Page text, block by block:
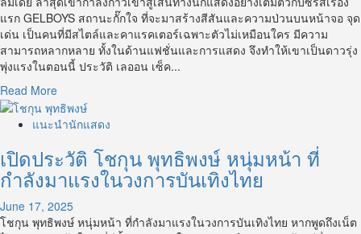
เฮด
ใน
GELBOYS
แรก GELBOYS สถานะกั๊กใจ ที่จะมาสร้างสีสันและความป่วนบนหน้าจอ จุด
เด่น เป็นคนที่มีสไตล์และคาแรคเตอร์เฉพาะตัวไม่เหมือนใคร มีความ
สามารถหลากหลาย ทั้งในด้านแฟชั่นและการแสดง จึงทำให้เขาเป็นดาวรุ่ง
พุ่งแรงในตอนนี้ ประวัติ เลออน เซ็ค...
Read MoreRead
more
about
วาร์
ป
เลอ
อน
เซ็ค
แนะนำนักแสดง
เปิดประวัติ โชกุน พุทธิพงษ์ หนุ่มหน้า ที่
กำลังมาแรงในวงการบันเทิงไทย
June 17, 2025
โชกุน พุทธิพงษ์ หนุ่มหน้า ที่กำลังมาแรงในวงการบันเทิงไทย หากพูดถึงเน็ต